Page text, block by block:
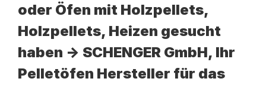
oder Öfen mit Holzpellets,
Holzpellets, Heizen gesucht
haben -> SCHENGER GmbH, Ihr
Pelletöfen Hersteller für das